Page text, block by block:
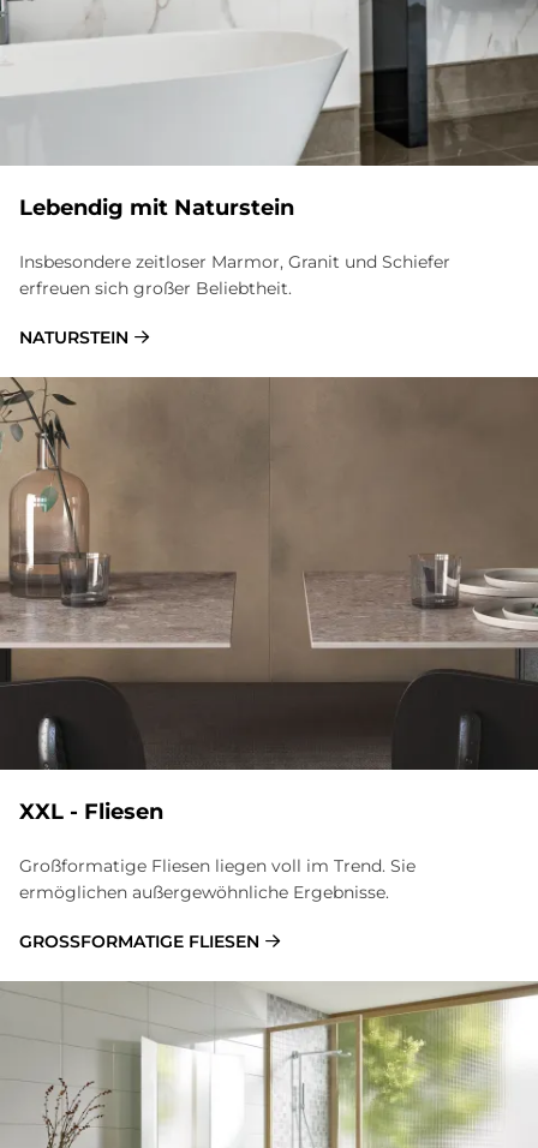
Le­ben­dig mit Na­tur­stein
Insbesondere zeitloser Marmor, Granit und Schiefer
erfreuen sich großer Beliebtheit.
NATURSTEIN
XXL - Flie­sen
Großformatige Fliesen liegen voll im Trend. Sie
ermöglichen außergewöhnliche Ergebnisse.
GROSSFORMATIGE FLIESEN